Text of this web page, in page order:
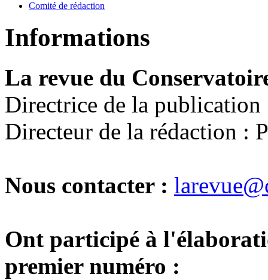
Comité de rédaction
Informations
La revue du
Directrice de la
Directeur de la rédaction :
Nous contacter :
Ont participé à
premier numéro :